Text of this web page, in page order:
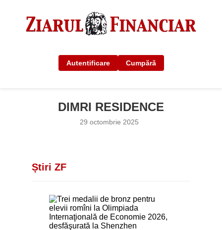
Autentificare Cumpără
DIMRI RESIDENCE
29 octombrie 2025
Știri ZF